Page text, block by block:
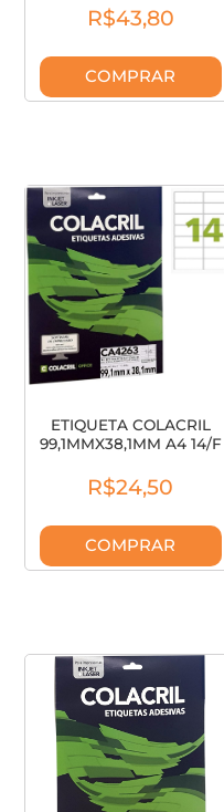
R$43,80
COMPRAR
ETIQUETA COLACRIL
99,1MMX38,1MM A4 14/F
R$24,50
COMPRAR